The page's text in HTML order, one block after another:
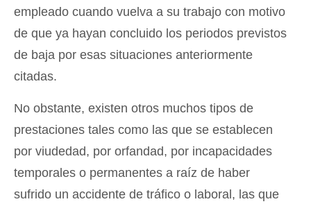
empleado cuando vuelva a su trabajo con motivo
de que ya hayan concluido los periodos previstos
de baja por esas situaciones anteriormente
citadas.
No obstante, existen otros muchos tipos de
prestaciones tales como las que se establecen
por viudedad, por orfandad, por incapacidades
temporales o permanentes a raíz de haber
sufrido un accidente de tráfico o laboral, las que